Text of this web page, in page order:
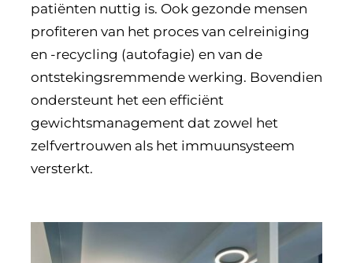
patiënten nuttig is. Ook gezonde mensen
profiteren van het proces van celreiniging
en -recycling (autofagie) en van de
ontstekingsremmende werking. Bovendien
ondersteunt het een efficiënt
gewichtsmanagement dat zowel het
zelfvertrouwen als het immuunsysteem
versterkt.